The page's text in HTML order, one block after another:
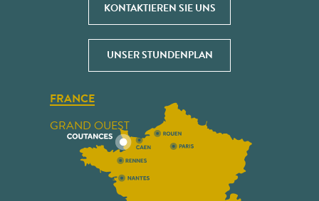
KONTAKTIEREN SIE UNS
UNSER STUNDENPLAN
FRANCE
GRAND OUEST